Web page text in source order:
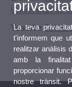
Universitat de
Youtube
La teva
t'informem que
realitzar anàlisis
amb la
proporcionar
nostre trànsit.